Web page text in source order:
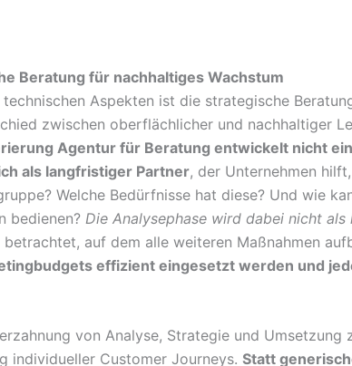
Beratung für nachhaltiges Wachstum
technischen Aspekten ist die strategische
zwischen oberflächlicher und nachhaltiger
Agentur für Beratung entwickelt nicht
als langfristiger Partner, der Unternehmen
Welche Bedürfnisse hat diese? Und wie
bedienen? Die Analysephase wird dabei nicht
betrachtet, auf dem alle weiteren Maßnahmen
effizient eingesetzt werden und
von Analyse, Strategie und
individueller Customer Journeys. Statt